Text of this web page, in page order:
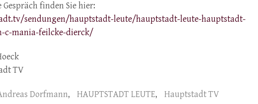
finden Sie hier:
sendungen/hauptstadt-leute/hauptstadt-leute-hauptstadt-
c-mania-feilcke-dierck/
TV
Dorfmann, HAUPTSTADT LEUTE, Hauptstadt TV